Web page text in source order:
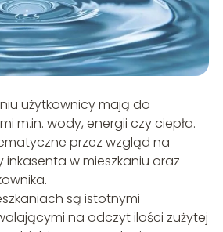
użytkownicy mają do
m.in. wody, energii czy ciepła.
przez wzgląd na
w mieszkaniu oraz
są istotnymi
na odczyt ilości zużytej